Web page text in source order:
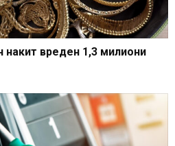
вреден 1,3 милиони